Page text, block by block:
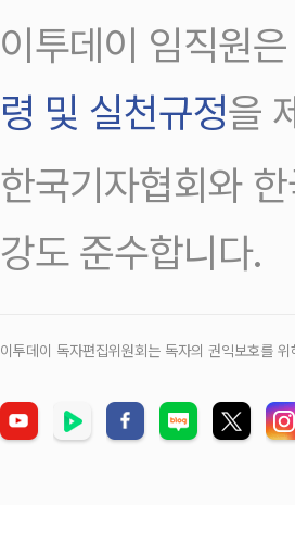
이투데이 임직원
령 및 실천규정을
한국기자협회와
강도 준수합니다.
이투데이 독자편집위원회는 독자의 권익보호를